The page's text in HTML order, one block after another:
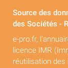
Source des
des Sociétés -
e-pro.fr,
licence IMR
réutilisation